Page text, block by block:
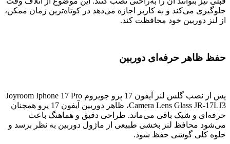
جلوگیری می‌کند و به کاربر اجازه می‌دهد در کوتاه‌ترین زمان ممکن،
از لنز دوربین خود محافظت کند.
حفظ ظاهر حرفه‌ای دوربین
پس از نصب گلس لنز آیفون 17 پرو جویروم Joyroom Iphone 17 Pro
Camera Lens Glass JR-17LJ3، ظاهر دوربین آیفون 17 پرو همچنان
حرفه‌ای و شیک باقی می‌ماند. طراحی دقیق و هماهنگ باعث
می‌شود محافظ لنز بخشی طبیعی از ماژول دوربین به نظر برسد و
جلوه کلی گوشی حفظ شود.